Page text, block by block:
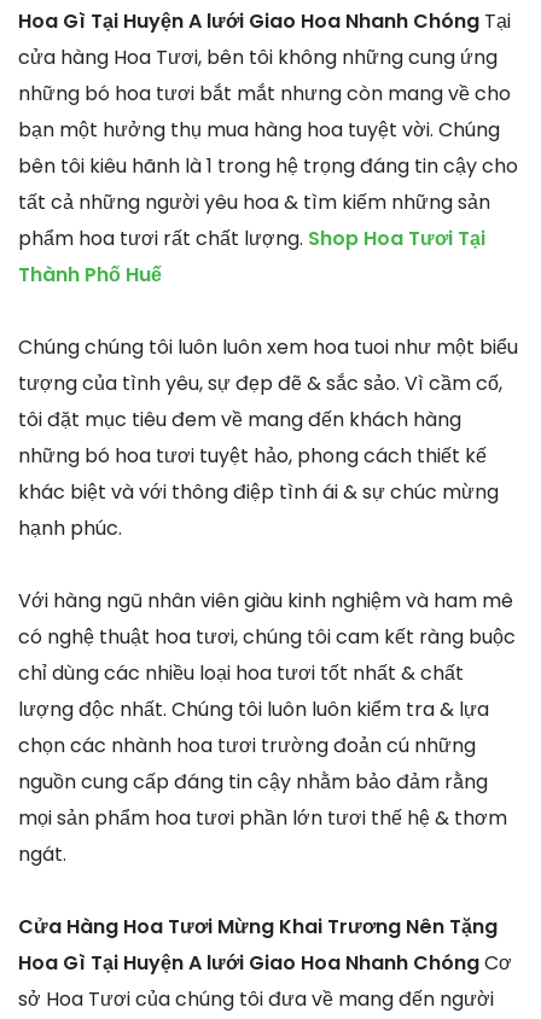
Hoa Gì Tại Huyện A lưới Giao Hoa Nhanh Chóng Tại
cửa hàng Hoa Tươi, bên tôi không những cung ứng
những bó hoa tươi bắt mắt nhưng còn mang về cho
bạn một hưởng thụ mua hàng hoa tuyệt vời. Chúng
bên tôi kiêu hãnh là 1 trong hệ trọng đáng tin cậy cho
tất cả những người yêu hoa & tìm kiếm những sản
phẩm hoa tươi rất chất lượng. Shop Hoa Tươi Tại
Thành Phố Huế
Chúng chúng tôi luôn luôn xem hoa tuoi như một biểu
tượng của tình yêu, sự đẹp đẽ & sắc sảo. Vì cầm cố,
tôi đặt mục tiêu đem về mang đến khách hàng
những bó hoa tươi tuyệt hảo, phong cách thiết kế
khác biệt và với thông điệp tình ái & sự chúc mừng
hạnh phúc.
Với hàng ngũ nhân viên giàu kinh nghiệm và ham mê
có nghệ thuật hoa tươi, chúng tôi cam kết ràng buộc
chỉ dùng các nhiều loại hoa tươi tốt nhất & chất
lượng độc nhất. Chúng tôi luôn luôn kiểm tra & lựa
chọn các nhành hoa tươi trường đoản cú những
nguồn cung cấp đáng tin cậy nhằm bảo đảm rằng
mọi sản phẩm hoa tươi phần lớn tươi thế hệ & thơm
ngát.
Cửa Hàng Hoa Tươi Mừng Khai Trương Nên Tặng
Hoa Gì Tại Huyện A lưới Giao Hoa Nhanh ChóngCơ
sở Hoa Tươi của chúng tôi đưa về mang đến người